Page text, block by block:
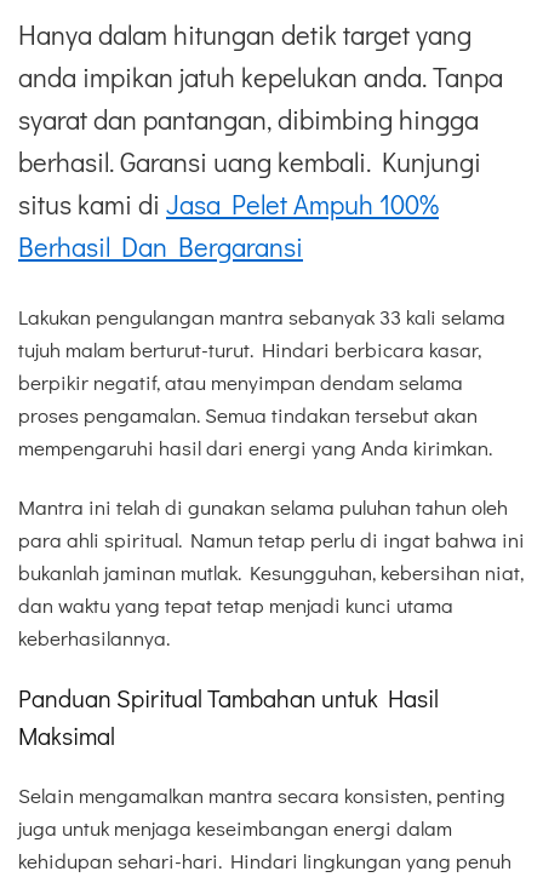
Hanya dalam hitungan detik target yang
anda impikan jatuh kepelukan anda. Tanpa
syarat dan pantangan, dibimbing hingga
berhasil. Garansi uang kembali. Kunjungi
situs kami di Jasa Pelet Ampuh 100%
Berhasil Dan Bergaransi
Lakukan pengulangan mantra sebanyak 33 kali selama
tujuh malam berturut-turut. Hindari berbicara kasar,
berpikir negatif, atau menyimpan dendam selama
proses pengamalan. Semua tindakan tersebut akan
mempengaruhi hasil dari energi yang Anda kirimkan.
Mantra ini telah di gunakan selama puluhan tahun oleh
para ahli spiritual. Namun tetap perlu di ingat bahwa ini
bukanlah jaminan mutlak. Kesungguhan, kebersihan niat,
dan waktu yang tepat tetap menjadi kunci utama
keberhasilannya.
Panduan Spiritual Tambahan untuk Hasil
Maksimal
Selain mengamalkan mantra secara konsisten, penting
juga untuk menjaga keseimbangan energi dalam
kehidupan sehari-hari. Hindari lingkungan yang penuh